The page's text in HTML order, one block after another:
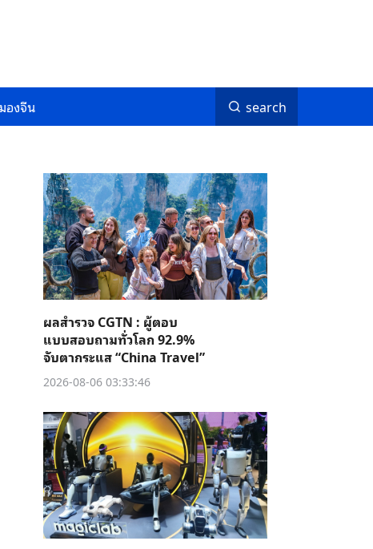
องจีน search
ผลสำรวจ CGTN : ผู้ตอบ
แบบสอบถามทั่วโลก 92.9%
จับตากระแส “China Travel”
2026-08-06 03:33:46